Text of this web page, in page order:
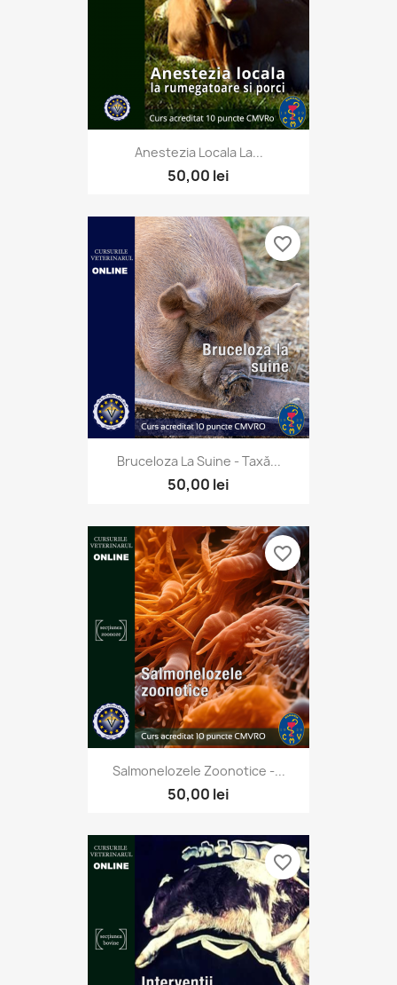
Anestezia Locala La...
50,00 lei
Bruceloza La Suine - Taxă...
50,00 lei
favorite_border
Salmonelozele Zoonotice -...
50,00 lei
favorite_border
favorite_border